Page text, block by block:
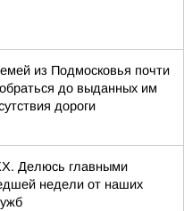
из Подмосковья почти
до выданных им
дороги
Делюсь главными
недели от наших